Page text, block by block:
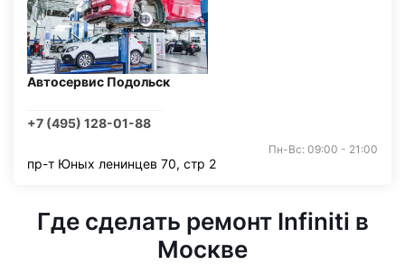
Автосервис Подольск
+7 (495) 128-01-88
Пн-Вс: 09:00 - 21:00
пр-т Юных ленинцев 70, стр 2
Где сделать ремонт Infiniti в
Москве